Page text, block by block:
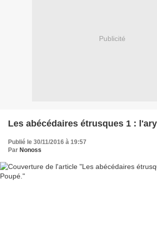
Publicité
Les abécédaires étrusques 1 :
Publié le 30/11/2016 à 19:57
Par Nonoss